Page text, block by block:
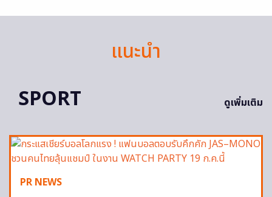
แนะนำ
SPORT
ดูเพิ่มเติม
PR NEWS